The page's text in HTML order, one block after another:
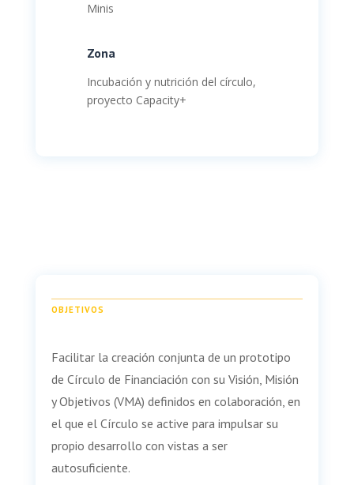
Minis
Zona
Incubación y nutrición del círculo,
proyecto Capacity+
OBJETIVOS
Facilitar la creación conjunta de un prototipo
de Círculo de Financiación con su Visión, Misión
y Objetivos (VMA) definidos en colaboración, en
el que el Círculo se active para impulsar su
propio desarrollo con vistas a ser
autosuficiente.